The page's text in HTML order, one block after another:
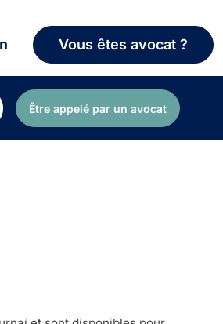
Vous êtes avocat ?
Être appelé par un avocat